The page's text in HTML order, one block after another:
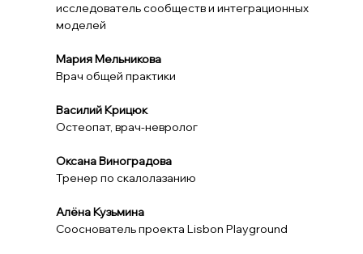
исследователь сообществ и интеграционных
моделей
Мария Мельникова
Врач общей практики
Василий Крицюк
Остеопат, врач-невролог
Оксана Виноградова
Тренер по скалолазанию
Алёна Кузьмина
Сооснователь проекта Lisbon Playground